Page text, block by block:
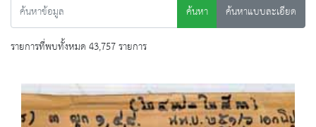
ค้นหา
ค้นหาแบบละเอียด
รายการที่พบทั้งหมด 43,757 รายการ